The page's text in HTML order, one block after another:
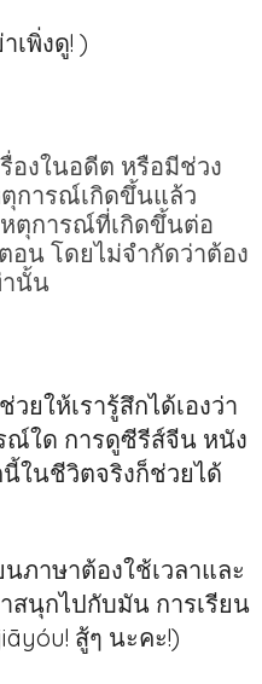
เพิ่งดู! )
รื่องในอดีต หรือมีช่วง
ตุการณ์เกิดขึ้นแล้ว
หตุการณ์ที่เกิดขึ้นต่อ
อน โดยไม่จำกัดว่าต้อง
านั้น
ยให้เรารู้สึกได้เองว่า
ณ์ใด การดูซีรีส์จีน หนัง
ในชีวิตจริงก็ช่วยได้
ภาษาต้องใช้เวลาและ
สนุกไปกับมัน การเรียน
สู้ๆ นะคะ!)